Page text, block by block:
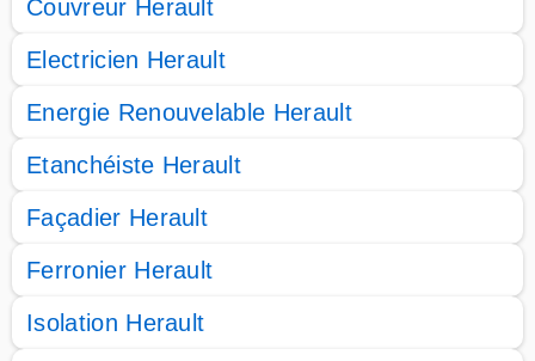
Couvreur Herault
Electricien Herault
Energie Renouvelable Herault
Etanchéiste Herault
Façadier Herault
Ferronier Herault
Isolation Herault